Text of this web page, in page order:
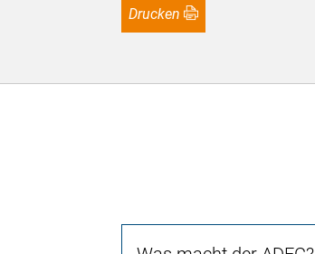
Drucken